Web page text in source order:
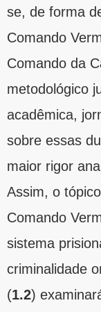
se, de forma
Comando
Comando da
metodológico
acadêmica,
sobre essas
maior rigor
Assim, o
Comando
sistema
criminalidade
(1.2)